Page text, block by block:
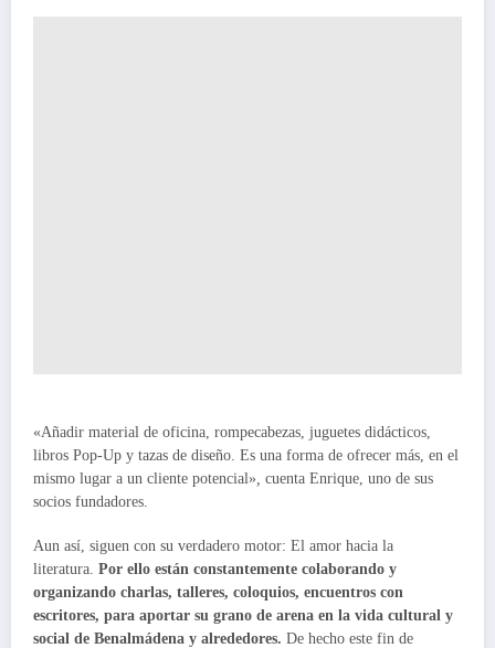
«Añadir material de oficina, rompecabezas, juguetes didácticos,
libros Pop-Up y tazas de diseño. Es una forma de ofrecer más, en el
mismo lugar a un cliente potencial» cuenta Enrique, uno de sus
socios fundadores.
Aun así, siguen con su verdadero motor: El amor hacia la
literatura. Por ello están constantemente colaborando y
organizando charlas, talleres, coloquios, encuentros con
escritores, para aportar su grano de arena en la vida cultural y
social de Benalmádena y alrededores. De hecho este fin de